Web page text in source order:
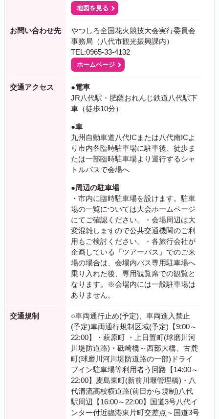
地図を見る
お問い合わせ先
やつしろ全国花火競技大会実行委員会
事務局（八代市観光振興課内）
TEL:0965-33-4132
ホームページ
交通アクセス
●電車
JR八代駅・肥薩おれんじ鉄道八代駅下
車（徒歩10分）
●車
九州自動車道八代ICまたは八代南ICよ
り市内各臨時駐車場に駐車後、徒歩ま
たは一部臨時駐車場より運行するシャ
トルバスで会場へ
●周辺の駐車場
・市内に臨時駐車場を設けます。駐車
場の一覧については大会ホームページ
にてご確認ください。・会場周辺は大
変混雑しますので公共交通機関のご利
用もご検討ください。・各旅行会社が
企画している『ツアーバス』でのご来
場の場合は、会場内バス専用駐車場へ
乗り入れた後、専用観覧席での観覧と
なります。※会場内には一般駐車場は
ありません。
交通規制
○車両通行止め(予定)、車両進入禁止
(予定)車両通行規制区域(予定)【9:00～
22:00】・萩原町 ・上日置町(球磨川河
川堤防道路)・砥崎橋～西部大橋、古麓
町(球磨川河川堤防道路の一部)ドライ
ブイン駐車場等利用者う回路【14:00～
22:00】麦島東町(新前川堰管理橋)・八
代清流高校横道路(前日から規制)八代
駅周辺【16:00～22:00】国道3号八代イ
ンター付近臨港東片町交差点～国道3号